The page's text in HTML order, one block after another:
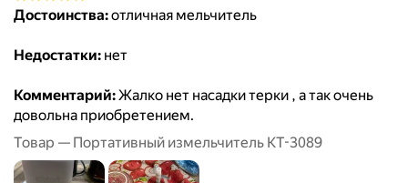
Достоинства:отличная мельчитель
Недостатки: нет
Комментарий:Жалко нет насадки терки , а так очень
довольна приобретением.
Товар — Портативный измельчитель КТ-3089